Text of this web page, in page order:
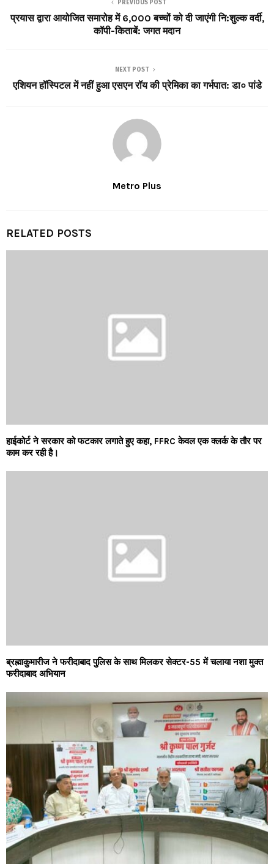
PREVIOUS POST
प्रयास द्वारा आयोजित समारोह में 6,000 बच्चों को दी जाएंगी नि:शुल्क वर्दी,
कॉपी-किताबें: जगत मदान
NEXT POST
एशियन हॉस्पिटल में नहीं हुआ एसएन रॉय की प्रेमिका का गर्भपात: डा० पांडे
Metro Plus
RELATED POSTS
हाईकोर्ट ने सरकार को फटकार लगाते हुए कहा, FFRC केवल एक क्लर्क के तौर पर
काम कर रही है।
ब्रह्माकुमारीज ने फरीदाबाद पुलिस के साथ मिलकर सेक्टर-55 में चलाया नशा मुक्त
फरीदाबाद अभियान